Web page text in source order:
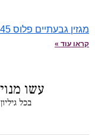
מגזין גבעתיים פלוס 145
קראו עוד »
עשו
בכל